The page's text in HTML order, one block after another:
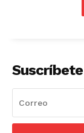
Suscríbete